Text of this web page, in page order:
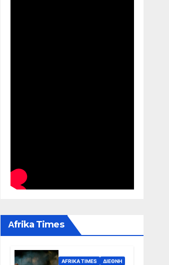
Αfrika Times
AFRIKA TIMES ΔΙΕΘΝΉ